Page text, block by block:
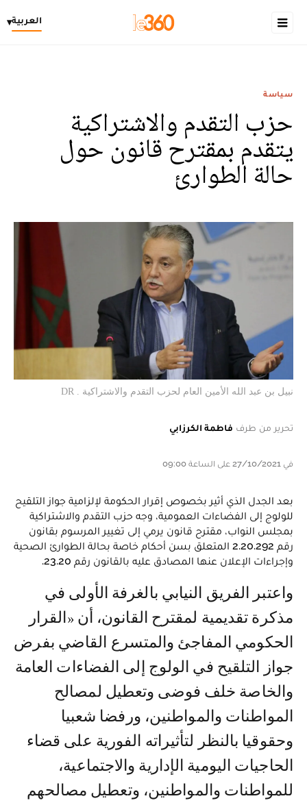
العربية▾
سياسة
حزب التقدم والاشتراكية
يتقدم بمقترح قانون حول
حالة الطوارئ
نبيل بن عبد الله الأمين العام لحزب التقدم والاشتراكية . DR
تحرير من طرف فاطمة الكرزابي
في 27/10/2021 على الساعة 09:00
بعد الجدل الذي أثير بخصوص إقرار الحكومة لإلزامية جواز التلقيح
للولوج إلى الفضاءات العمومية، وجه حزب التقدم والاشتراكية
بمجلس النواب، مقترح قانون يرمي إلى تغيير المرسوم بقانون
رقم 2.20.292 المتعلق بسن أحكام خاصة بحالة الطوارئ الصحية
وإجراءات الإعلان عنها المصادق عليه بالقانون رقم 23.20.
واعتبر الفريق النيابي بالغرفة الأولى في
مذكرة تقديمية لمقترح القانون، أن «القرار
الحكومي المفاجئ والمتسرع القاضي بفرض
جواز التلقيح في الولوج إلى الفضاءات العامة
والخاصة خلف فوضى وتعطيل لمصالح
المواطنات والمواطنين، ورفضا شعبيا
وحقوقيا بالنظر لتأثيراته الفورية على قضاء
الحاجيات اليومية الإدارية والاجتماعية،
للمواطنات والمواطنين، وتعطيل مصالحهم